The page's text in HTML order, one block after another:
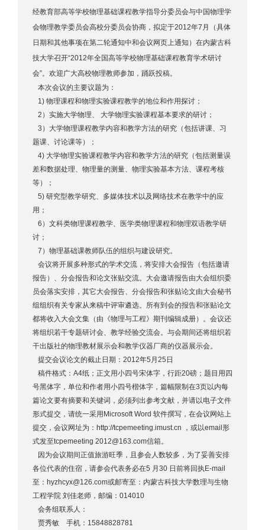
经教育部高等学校物理基础课程教学指导分委员会与中国物理学
会物理教学委员会高校分委员会协商，拟定于2012年7月（具体
日期和其他事项在第二轮通知中和会议网页上通知）在内蒙古科
技大学召开“2012年全国高等学校物理基础课程教育学术研讨
会”。欢迎广大高校物理教师参加，踊跃投稿。
本次会议的主要议题为：
1) 物理课程和物理实验课程教学的地位和作用探讨；
2）实施大学物理、 大学物理实验课程基本要求的研讨；
3）大学物理课程教学内容和教学方法的研究（包括讲课、习
题课、讨论课等）；
4) 大学物理实验课程教学内容和教学方法的研究（包括测量误
差和数据处理、物理量的测量、物理实验基本方法、课程考核
等）；
5) 研究型教学研究、多媒体技术以及网络技术在教学中的应
用；
6）文科类物理课程教学、医学类物理课程和物理双语教学研
讨；
7）物理基础课教师队伍的组织与建设研究。
会议将开展多种形式的学术交流，将安排大会报告（包括邀请
报告）、分会报告和论文张贴交流。大会邀请报告由大会组织委
员会落实安排，其它大会报告、分会报告和张贴论文由大会秘书
组组织有关专家从来稿中评审遴选。所有到会的报告和张贴论文
都将收入大会文集（由《物理与工程》期刊编辑成册）。会议还
将组织若干专题研讨会、教学经验交流会。与会期间还将组织若
干出版社的物理教材展示会和教学仪器厂商的仪器展示会。
提交会议论文的截止日期：2012年5月25日
稿件格式：A4纸；正文用小四号宋体字，行距20磅；题目用四
号黑体字，单位和作者用小四号楷体字，篇幅限制在3页以内每
篇论文要有摘要和关键词，必须列出参考文献，并请以电子文件
形式提交，请统一采用Microsoft Word 软件撰写，在会议网站上
提交，会议网址为： http://tcpemeeting.imust.cn ，或以email形
式发至tcpemeeting 2012@163.com信箱。
因为会议期间正值旅游旺季，且参会人数较多，为了妥善安排
各位代表的住宿，请参会代表务必在5 月30 日前将回执E-mail
至： hyzhcyx@126.com或邮寄至：内蒙古科技大学数理与生物
工程学院 刘佳老师，邮编：014010
会务组联系人：
贾秀敏 手机：15848828781